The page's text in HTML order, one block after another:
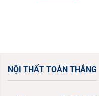
NỘI THẤT TOÀN THẮNG